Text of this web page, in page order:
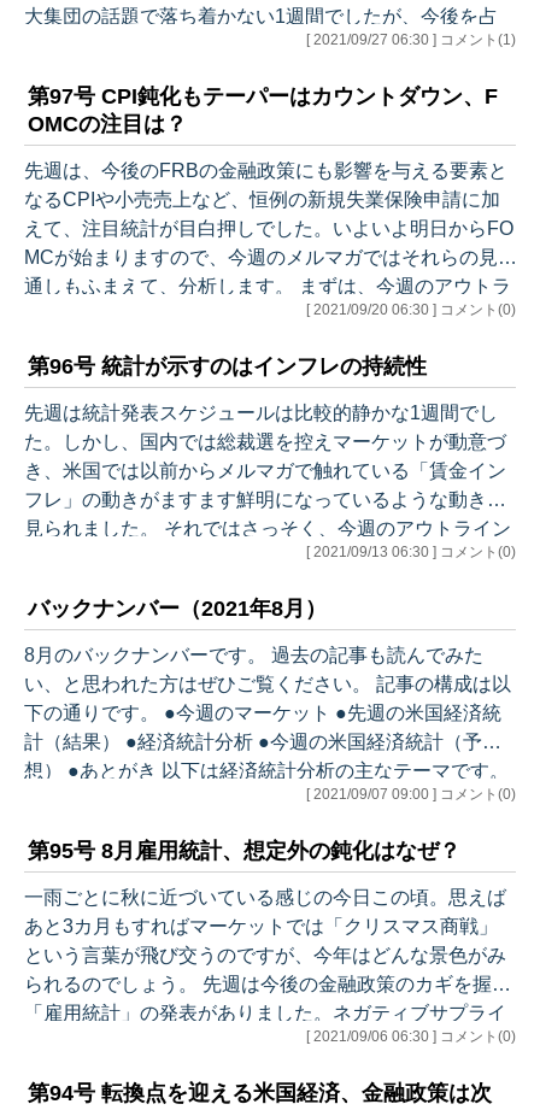
大集団の話題で落ち着かない1週間でしたが、今後を占
ううえでも非常に重要な今回のFOMC。正しく理解して
先週のマーケット ・市場を動揺させた中国恒大 ●先週
の米国経済統計（結果） ●経済統計分析 １. 住宅着工
件数 8月 ２. 新築住宅販売件数 8月 ３. 中古住宅販売
件数 8月 ４. 米住宅需要に変化 ５. 新規失業保険申
請…
[ 2021/09/27 06:30 ] コメント(1)
第97号 CPI鈍化もテーパーはカウントダウン、F
OMCの注目は？
先週は、今後のFRBの金融政策にも影響を与える要素と
なるCPIや小売売上など、恒例の新規失業保険申請に加
えて、注目統計が目白押しでした。いよいよ明日からFO
MCが始まりますので、今週のメルマガではそれらの見
通しもふまえて、分析します。 まずは、今週のアウトラ
統計分析 １. 消費者物価指数（CPI）8月 ・鈍化の
要因は ・それでも残る上昇圧力 ・CPI鈍化で状
況は変わる？ ２. 小売売上高 8月 ・小売売上は加
速した？ ３. 連銀製造業サーベイ9月 ・NY連…
[ 2021/09/20 06:30 ] コメント(0)
第96号 統計が示すのはインフレの持続性
先週は統計発表スケジュールは比較的静かな1週間でし
た。しかし、国内では総裁選を控えマーケットが動意づ
き、米国では以前からメルマガで触れている「賃金イン
フレ」の動きがますます鮮明になっているような動きも
見られました。 それではさっそく、今週のアウトライン
採用者数は減少に転じる ・自発的な離職の増加が意
味するところ ２. 新規失業保険申請者数 ・特例給
付終了、「さあ復職しよう！」となるか？ ３. ベージ
ュブック（FRB地区連銀経済報告） ４. インフレは持
続する…
[ 2021/09/13 06:30 ] コメント(0)
バックナンバー（2021年8月）
8月のバックナンバーです。 過去の記事も読んでみた
い、と思われた方はぜひご覧ください。 記事の構成は以
下の通りです。 ●今週のマーケット ●先週の米国経済統
計（結果） ●経済統計分析 ●今週の米国経済統計（予
想） ●あとがき 以下は経済統計分析の主なテーマです。
8/2 米国経済はコロナの後を見据えた動きへ １. 新築住
・販売を抑えた販売価格 ２. 中古住宅販売成約指数
6月 ・統計が示す住宅市場の現状 ３. 個人所得・
消費支出 6月 ４. 新規失業保険申請者数 ・州別で
は増加州も ・7月雇用統計は？ ５.…
[ 2021/09/07 09:00 ] コメント(0)
第95号 8月雇用統計、想定外の鈍化はなぜ？
一雨ごとに秋に近づいている感じの今日この頃。思えば
あと3カ月もすればマーケットでは「クリスマス商戦」
という言葉が飛び交うのですが、今年はどんな景色がみ
られるのでしょう。 先週は今後の金融政策のカギを握る
「雇用統計」の発表がありました。ネガティブサプライ
ズと受け止める関係者も多かったようですが、その内容
「失業給付の特例措置」が全米で終了しました。9月、1
[ 2021/09/06 06:30 ] コメント(0)
第94号 転換点を迎える米国経済、金融政策は次